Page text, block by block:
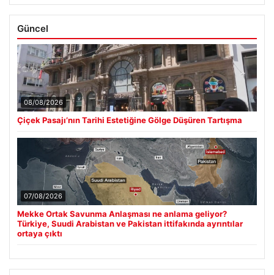
Güncel
08/08/2026
Çiçek Pasajı’nın Tarihi Estetiğine Gölge Düşüren Tartışma
07/08/2026
Mekke Ortak Savunma Anlaşması ne anlama geliyor?
Türkiye, Suudi Arabistan ve Pakistan ittifakında ayrıntılar
ortaya çıktı